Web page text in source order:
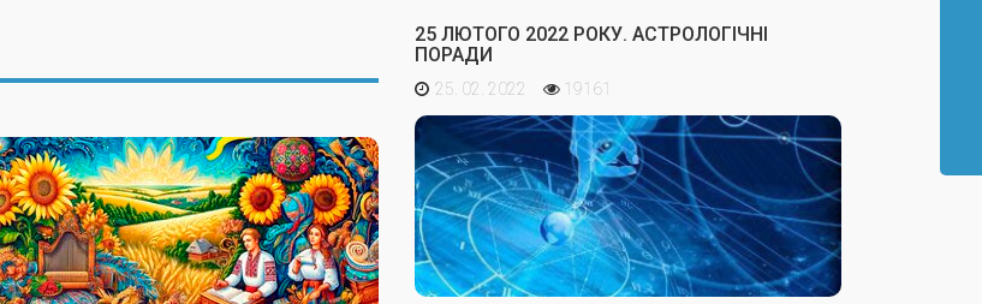
25 ЛЮТОГО 2022 РОКУ. АСТРОЛОГІЧНІ
ПОРАДИ
25. 02. 2022 19161